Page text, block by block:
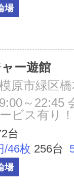
場
ー遊館
原市緑区
～22:45
ビス有り
台
/46枚 256台
場